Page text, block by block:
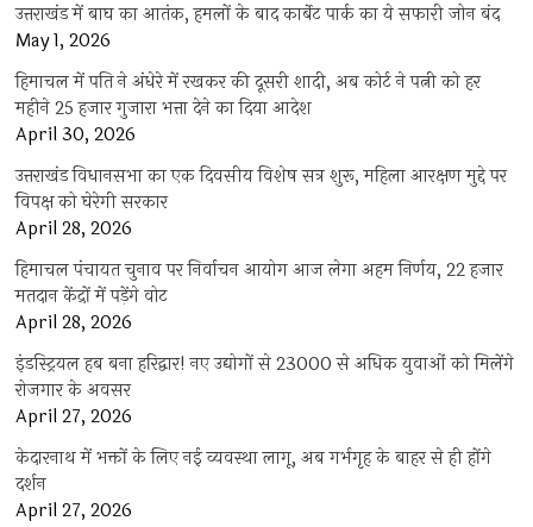
उत्तराखंड में बाघ का आतंक, हमलों के बाद कार्बेट पार्क का ये सफारी जोन बंद
May 1, 2026
हिमाचल में पति ने अंधेरे में रखकर की दूसरी शादी, अब कोर्ट ने पत्नी को हर
महीने 25 हजार गुजारा भत्ता देने का दिया आदेश
April 30, 2026
उत्तराखंड विधानसभा का एक दिवसीय विशेष सत्र शुरू, महिला आरक्षण मुद्दे पर
विपक्ष को घेरेगी सरकार
April 28, 2026
हिमाचल पंचायत चुनाव पर निर्वाचन आयोग आज लेगा अहम निर्णय, 22 हजार
मतदान केंद्रों में पड़ेंगे वोट
April 28, 2026
इंडस्ट्रियल हब बना हरिद्वार! नए उद्योगों से 23000 से अधिक युवाओं को मिलेंगे
रोजगार के अवसर
April 27, 2026
केदारनाथ में भक्तों के लिए नई व्यवस्था लागू, अब गर्भगृह के बाहर से ही होंगे
दर्शन
April 27, 2026